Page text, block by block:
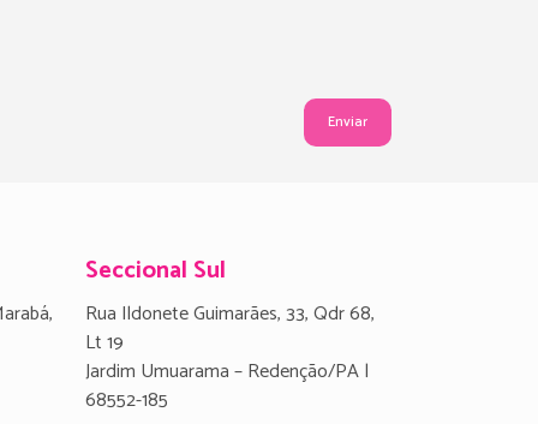
Seccional Sul
Rua Ildonete Guimarães, 33, Qdr 68,
Lt 19
Jardim Umuarama – Redenção/PA |
68552-185